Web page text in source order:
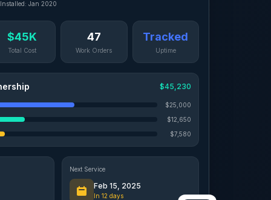
Installed: Jan 2020
$45K
Total Cost
47
Work Orders
Tracked
Uptime
$45,230
$25,000
$12,650
$7,580
Next Service
Feb 15, 2025
In 12 days